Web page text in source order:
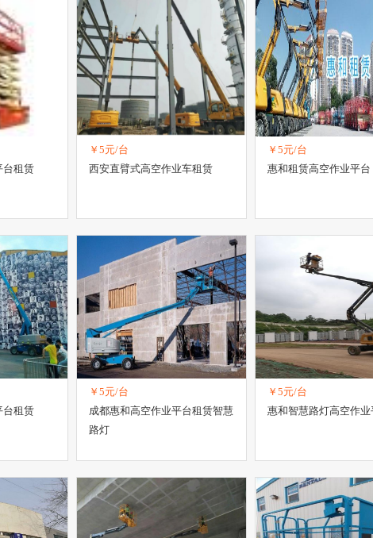
台租赁
￥5元/台
西安直臂式高空作业车租赁
￥5元/台
惠和租赁高空作业平台
台租赁
￥5元/台
成都惠和高空作业平台租赁智慧
路灯
￥5元/台
惠和智慧路灯高空作